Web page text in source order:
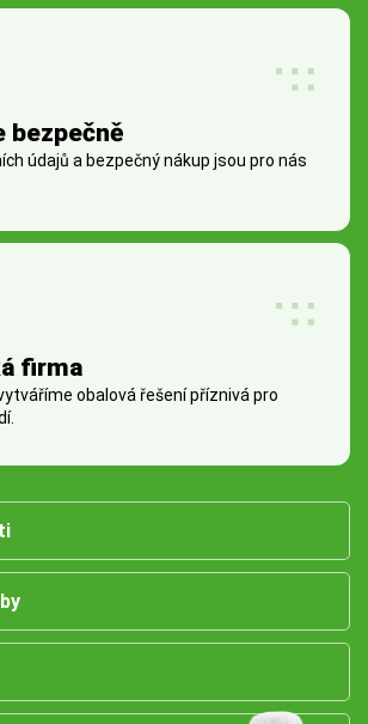
bezpečně
údajů a bezpečný nákup jsou pro nás
firma
obalová řešení příznivá pro